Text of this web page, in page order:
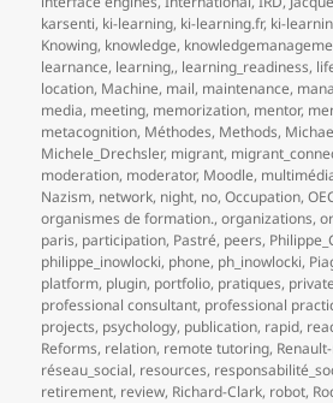
karsenti, ki-learning, ki-learning.fr, ki-
Knowing, knowledge,
learnance, learning,, learning_readiness,
location, Machine, mail, maintenance,
media, meeting, memorization, mentor,
metacognition, Méthodes, Methods,
Michele_Drechsler, migrant,
moderation, moderator, Moodle,
Nazism, network, night, no,Occupation,
organismes de formation.,organizations,
paris, participation, Pastré, peers,
philippe_inowlocki, phone, ph_inowlocki,
platform, plugin, portfolio, pratiques,
professional consultant, professional
projects, psychology, publication, rapid,
Reforms, relation, remote tutoring,
réseau_social, resources,
retirement, review, Richard-Clark, robot,